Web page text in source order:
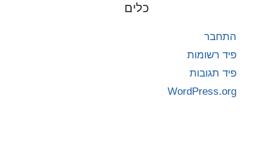
כלים
התחבר
פיד רשומות
פיד תגובות
WordPress.org